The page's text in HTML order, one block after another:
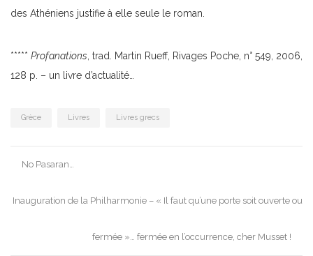
des Athéniens justifie à elle seule le roman.
***** Profanations , trad. Martin Rueff, Rivages Poche, n° 549, 2006,
128 p. – un livre d’actualité…
Grèce Livres Livres grecs
Post
No Pasaran…
Inauguration de la Philharmonie – « Il faut qu’une porte soit ouverte ou
fermée »… fermée en l’occurrence, cher Musset !